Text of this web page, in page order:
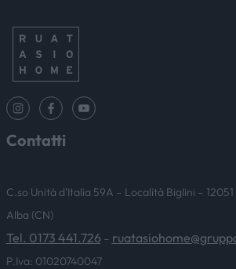
Contatti
C.so Unità d’Italia 59A – Località Biglini – 12051
Alba (CN)
Tel. 0173 441.726 –
P.Iva: 01020740047